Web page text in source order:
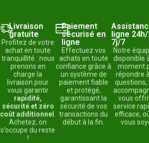
Livraison
gratuite
Profitez de votre
achat en toute
tranquillité : nous
prenons en
charge la
livraison pour
vous garantir
rapidité,
sécurité et zéro
coût additionnel .
Achetez, on
s’occupe du reste
!
Paiement
sécurisé en
ligne
Effectuez vos
achats en toute
confiance grâce à
un système de
paiement fiable
et protégé,
garantissant la
sécurité de vos
transactions du
début à la fin.
ligne
7j/7
Notre
disponible
moment
répondre
questions,
vous
service
efficace,
vous